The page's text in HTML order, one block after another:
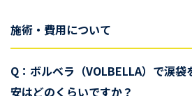
施術・費用について
Q：ボルベラ（VOLBELLA）で涙袋
安はどのくらいですか？